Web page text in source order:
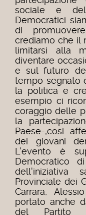
sociale e
Democratici
di
crediamo che il
limitarsi alla
diventare
e sul futuro
tempo segnato
la politica e
esempio ci
coraggio delle
la
Paese-,cosi
dei giovani
L'evento è
Democratico di
dell'iniziativa
Provinciale dei
Carrara,
portato anche
del Partito